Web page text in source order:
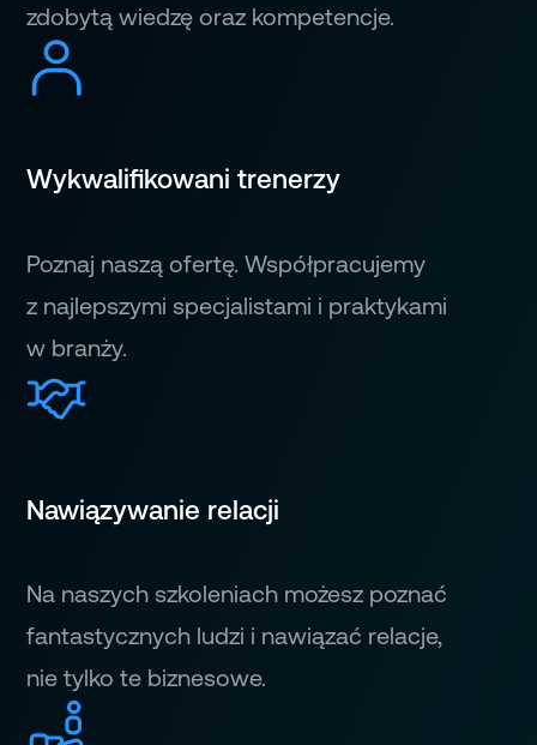
zdobytą wiedzę oraz kompetencje.
Wykwalifikowani trenerzy
Poznaj naszą ofertę. Współpracujemy
z najlepszymi specjalistami i praktykami
w branży.
Nawiązywanie relacji
Na naszych szkoleniach możesz poznać
fantastycznych ludzi i nawiązać relacje,
nie tylko te biznesowe.